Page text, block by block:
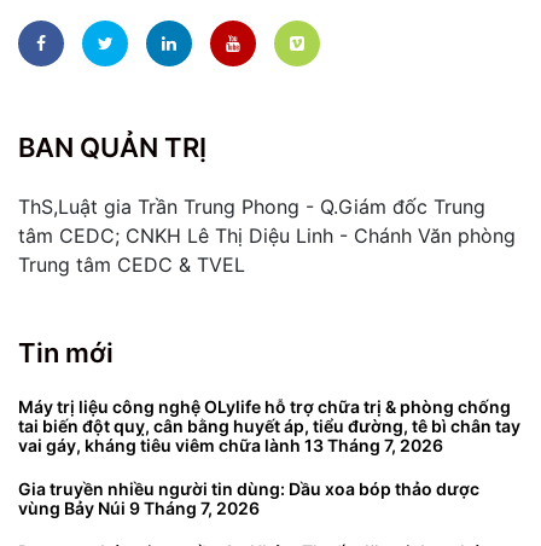
BAN QUẢN TRỊ
ThS,Luật gia Trần Trung Phong - Q.Giám đốc Trung
tâm CEDC; CNKH Lê Thị Diệu Linh - Chánh Văn phòng
Trung tâm CEDC & TVEL
Tin mới
Máy trị liệu công nghệ OLylife hỗ trợ chữa trị & phòng chống
tai biến đột quỵ, cân bằng huyết áp, tiểu đường, tê bì chân tay
vai gáy, kháng tiêu viêm chữa lành 13 Tháng 7, 2026
Gia truyền nhiều người tin dùng: Dầu xoa bóp thảo dược
vùng Bảy Núi 9 Tháng 7, 2026